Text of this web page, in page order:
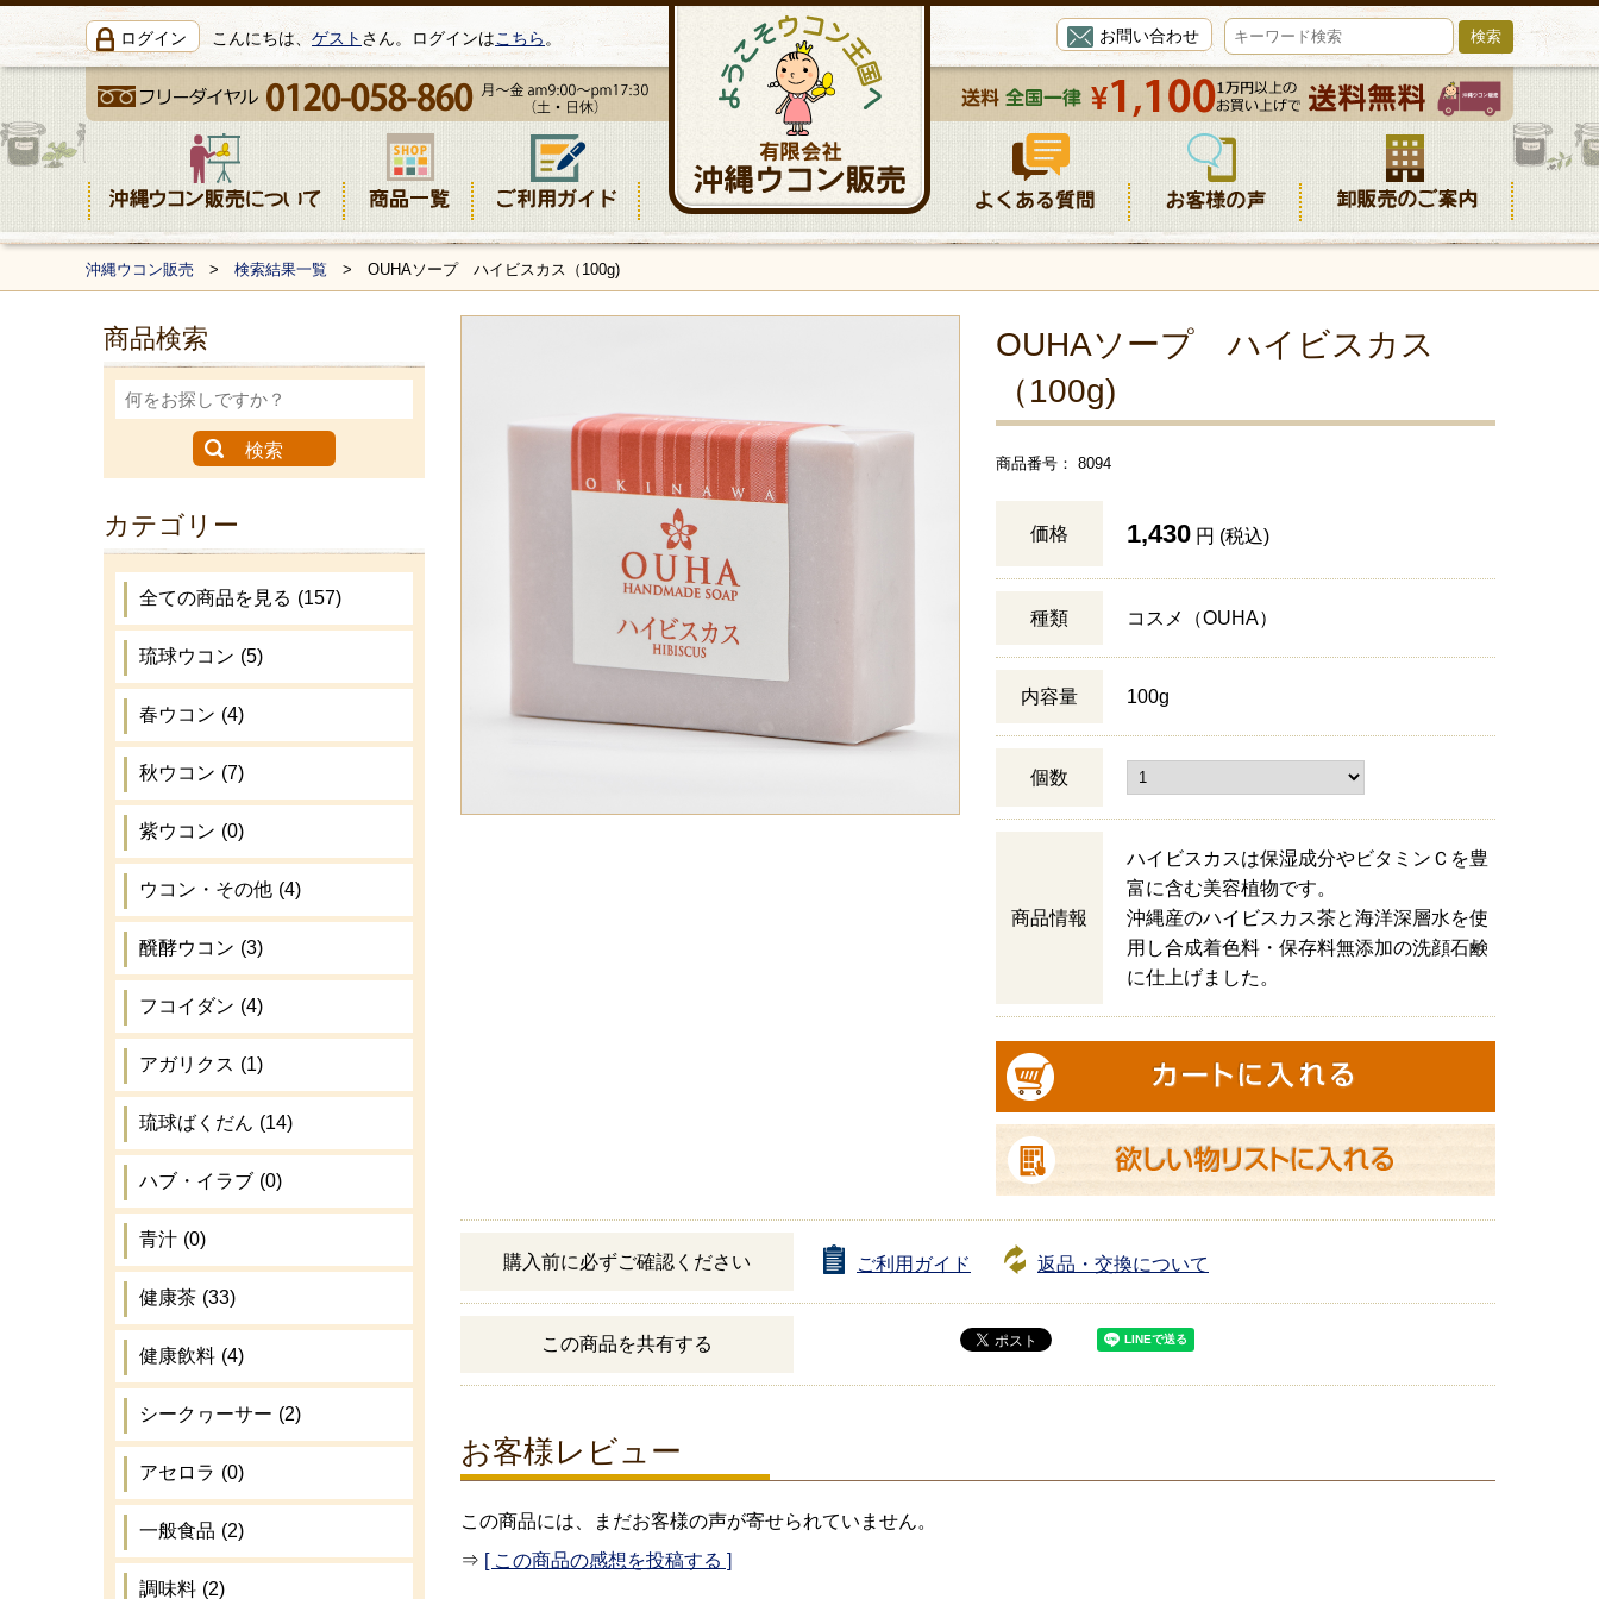
ログイン こんにちは、ゲスト さん。ログインはこちら 。 お問い合わせ
沖縄ウコン販売 > 検索結果一覧 > OUHAソープ ハイビスカス（100g)
OUHAソープ ハイビスカス
（100g)
商品番号： 8094
価格 1,430 円 (税込)
種類 コスメ（OUHA）
内容量 100g
個数
商品情報
ハイビスカスは保湿成分やビタミンＣを豊
富に含む美容植物です。
沖縄産のハイビスカス茶と海洋深層水を使
用し合成着色料・保存料無添加の洗顔石鹸
に仕上げました。
購入前に必ずご確認ください ご利用ガイド 返品・交換について
この商品を共有する
お客様レビュー
この商品には、まだお客様の声が寄せられていません。
⇒ [ この商品の感想を投稿する ]
商品検索
カテゴリー
全ての商品を見る (157)
琉球ウコン (5)
春ウコン (4)
秋ウコン (7)
紫ウコン (0)
ウコン・その他 (4)
醗酵ウコン (3)
フコイダン (4)
アガリクス (1)
琉球ばくだん (14)
ハブ・イラブ (0)
青汁 (0)
健康茶 (33)
健康飲料 (4)
シークヮーサー (2)
アセロラ (0)
一般食品 (2)
調味料 (2)